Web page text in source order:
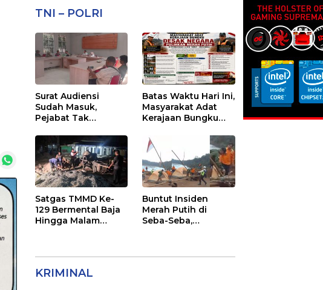
TNI – POLRI
Surat Audiensi
Sudah Masuk,
Pejabat Tak
Eks Timor Timur
Pertanyakan
Pelayanan Dinas
Transmigrasi Luwu
Timur
Batas Waktu Hari Ini,
Masyarakat Adat
Kerajaan Bungku
Pulihkan Merah
Putih di Seba-Seba
Satgas TMMD Ke-
129 Bermental Baja
Hingga Malam
Buntut Insiden
Merah Putih di
Seba-Seba,
KRIMINAL